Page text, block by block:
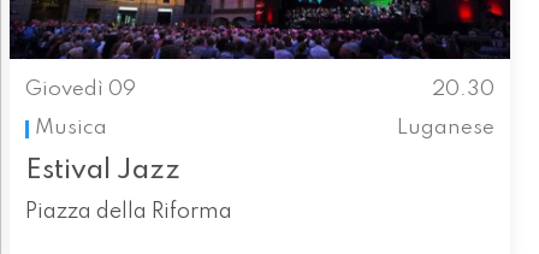
Giovedì 09
20.30
Musica
Luganese
Estival Jazz
Piazza della Riforma